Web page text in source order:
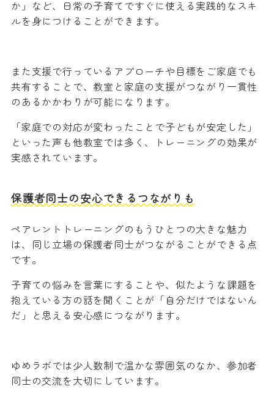
か」など、日常の子育てですぐに使える実践的なスキ
ルを身につけることができます。
また支援で行っているアプローチや目標をご家庭でも
共有することで、教室と家庭の支援がつながり一貫性
のあるかかわりが可能になります。
「家庭での対応が変わったことで子どもが安定した」
といった声も他教室では多く、トレーニングの効果が
実感されています。
保護者同士の安心できるつながりも
ペアレントトレーニングのもうひとつの大きな魅力
は、同じ立場の保護者同士がつながることができる点
です。
子育ての悩みを言葉にすることや、似たような課題を
抱えている方の話を聞くことが「自分だけではないん
だ」と思える安心感につながります。
ゆめラボでは少人数制で温かな雰囲気のなか、参加者
同士の交流を大切にしています。